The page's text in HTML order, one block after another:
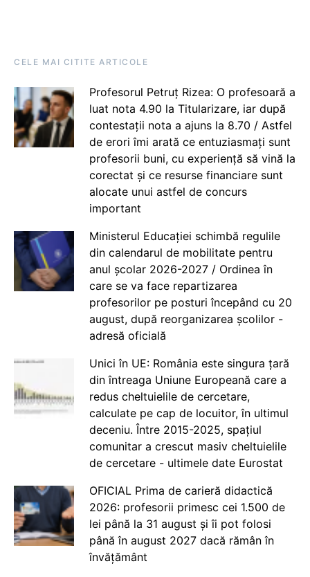
CELE MAI CITITE ARTICOLE
Profesorul Petruț Rizea: O profesoară a
luat nota 4.90 la Titularizare, iar după
contestații nota a ajuns la 8.70 / Astfel
de erori îmi arată ce entuziasmați sunt
profesorii buni, cu experiență să vină la
corectat și ce resurse financiare sunt
alocate unui astfel de concurs
important
Ministerul Educației schimbă regulile
din calendarul de mobilitate pentru
anul școlar 2026-2027 / Ordinea în
care se va face repartizarea
profesorilor pe posturi începând cu 20
august, după reorganizarea școlilor -
adresă oficială
Unici în UE: România este singura țară
din întreaga Uniune Europeană care a
redus cheltuielile de cercetare,
calculate pe cap de locuitor, în ultimul
deceniu. Între 2015-2025, spațiul
comunitar a crescut masiv cheltuielile
de cercetare - ultimele date Eurostat
OFICIAL Prima de carieră didactică
2026: profesorii primesc cei 1.500 de
lei până la 31 august și îi pot folosi
până în august 2027 dacă rămân în
învățământ